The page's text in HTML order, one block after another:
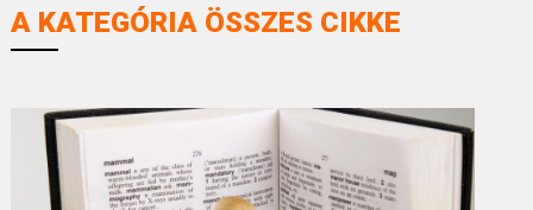
A KATEGÓRIA ÖSSZES CIKKE